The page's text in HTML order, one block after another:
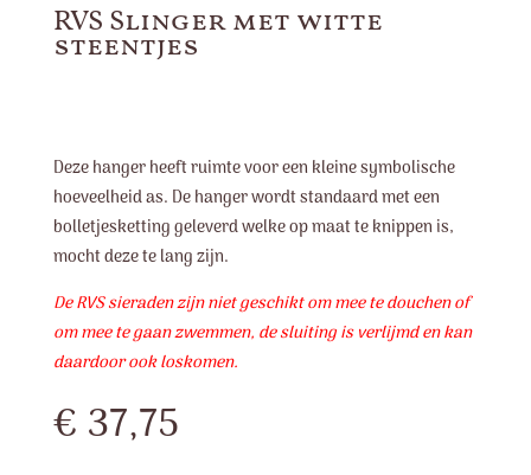
RVS Slinger met witte
steentjes
Deze hanger heeft ruimte voor een kleine symbolische
hoeveelheid as. De hanger wordt standaard met een
bolletjesketting geleverd welke op maat te knippen is,
mocht deze te lang zijn.
De RVS sieraden zijn niet geschikt om mee te douchen of
om mee te gaan zwemmen, de sluiting is verlijmd en kan
daardoor ook loskomen.
€ 37,75